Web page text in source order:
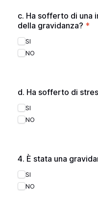
c. Ha sofferto di una
della gravidanza? *
SI
NO
d. Ha sofferto di
SI
NO
4. È stata una
SI
NO